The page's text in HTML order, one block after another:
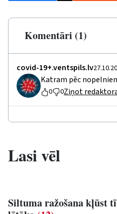
Komentāri (1)
covid-19+.ventspils.lv
Katram pēc
0 0Ziņot
Lasi vēl
Siltuma ražošana kļūst